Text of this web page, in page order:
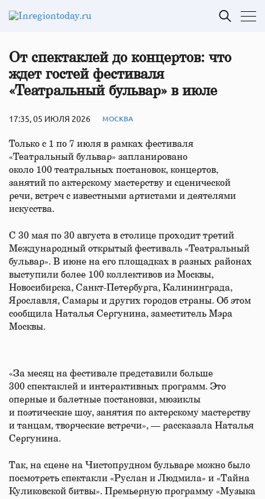
От спектаклей до концертов: что
ждет гостей фестиваля
«Театральный бульвар» в июле
17:35, 05 ИЮЛЯ 2026 МОСКВА
Только с 1 по 7 июля в рамках фестиваля
«Театральный бульвар» запланировано
около 100 театральных постановок, концертов,
занятий по актерскому мастерству и сценической
речи, встреч с известными артистами и деятелями
искусства.
С 30 мая по 30 августа в столице проходит третий
Международный открытый фестиваль «Театральный
бульвар». В июне на его площадках в разных районах
выступили более 100 коллективов из Москвы,
Новосибирска, Санкт-Петербурга, Калининграда,
Ярославля, Самары и других городов страны. Об этом
сообщила Наталья Сергунина, заместитель Мэра
Москвы.
«За месяц на фестивале представили больше
300 спектаклей и интерактивных программ. Это
оперные и балетные постановки, мюзиклы
и поэтические шоу, занятия по актерскому мастерству
и танцам, творческие встречи», — рассказала Наталья
Сергунина.
Так, на сцене на Чистопрудном бульваре можно было
посмотреть спектакли «Руслан и Людмила» и «Тайна
Куликовской битвы». Премьерную программу «Музыка